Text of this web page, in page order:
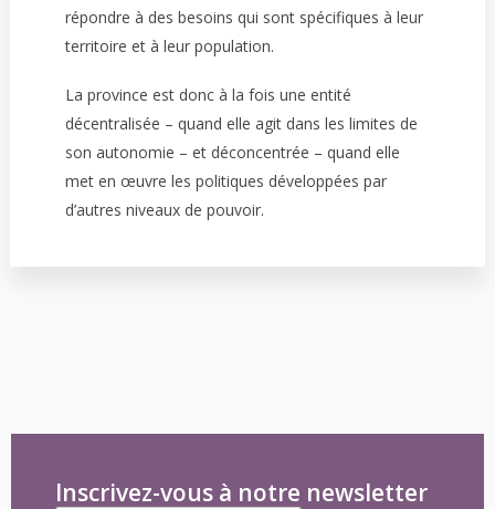
répondre à des besoins qui sont spécifiques à leur
territoire et à leur population.
La province est donc à la fois une entité
décentralisée – quand elle agit dans les limites de
son autonomie – et déconcentrée – quand elle
met en œuvre les politiques développées par
d’autres niveaux de pouvoir.
Inscrivez-vous à notre newsletter